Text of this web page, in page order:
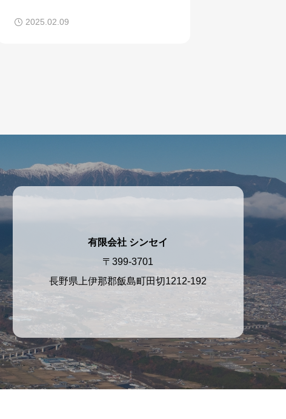
2025.02.09
有限会社 シンセイ
〒399-3701
長野県上伊那郡飯島町田切1212-192